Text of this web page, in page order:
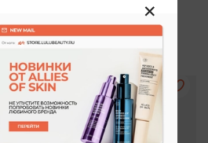
тмин, пачули, тимьян,
сандал)
3 590 ₽